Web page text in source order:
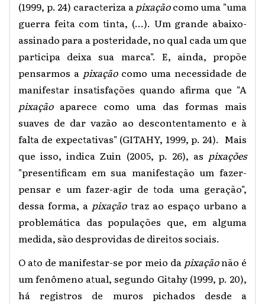
(1999, p. 24) caracteriza apixaçãocomo uma "uma
guerra feita com tinta, (...). Um grande abaixo-
assinado para a posteridade, no qual cada um que
participa deixa sua marca". E, ainda, propõe
pensarmos a pixaçãocomo uma necessidade de
manifestar insatisfações quando afirma que "A
pixaçãoaparece como uma das formas mais
suaves de dar vazão ao descontentamento e à
falta de expectativas" (GITAHY, 1999, p. 24). Mais
que isso, indica Zuin (2005, p. 26), as pixações
"presentificam em sua manifestação um fazer-
pensar e um fazer-agir de toda uma geração",
dessa forma, a pixaçãotraz ao espaço urbano a
problemática das populações que, em alguma
medida, são desprovidas de direitos sociais.
O ato de manifestar-se por meio da pixaçãonão é
um fenômeno atual, segundo Gitahy (1999, p. 20),
há registros de muros pichados desde a